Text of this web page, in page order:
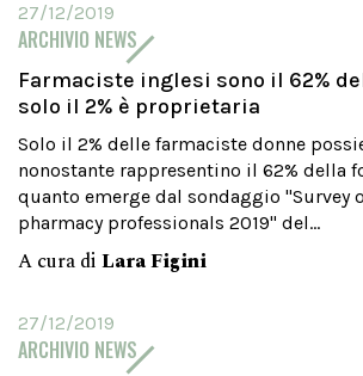
27/12/2019
ARCHIVIO NEWS
Farmaciste inglesi sono il 62%
solo il 2% è proprietaria
Solo il 2% delle farmaciste donne
nonostante rappresentino il 62% della
quanto emerge dal sondaggio "Survey
pharmacy professionals 2019" del...
A cura di Lara Figini
27/12/2019
ARCHIVIO NEWS